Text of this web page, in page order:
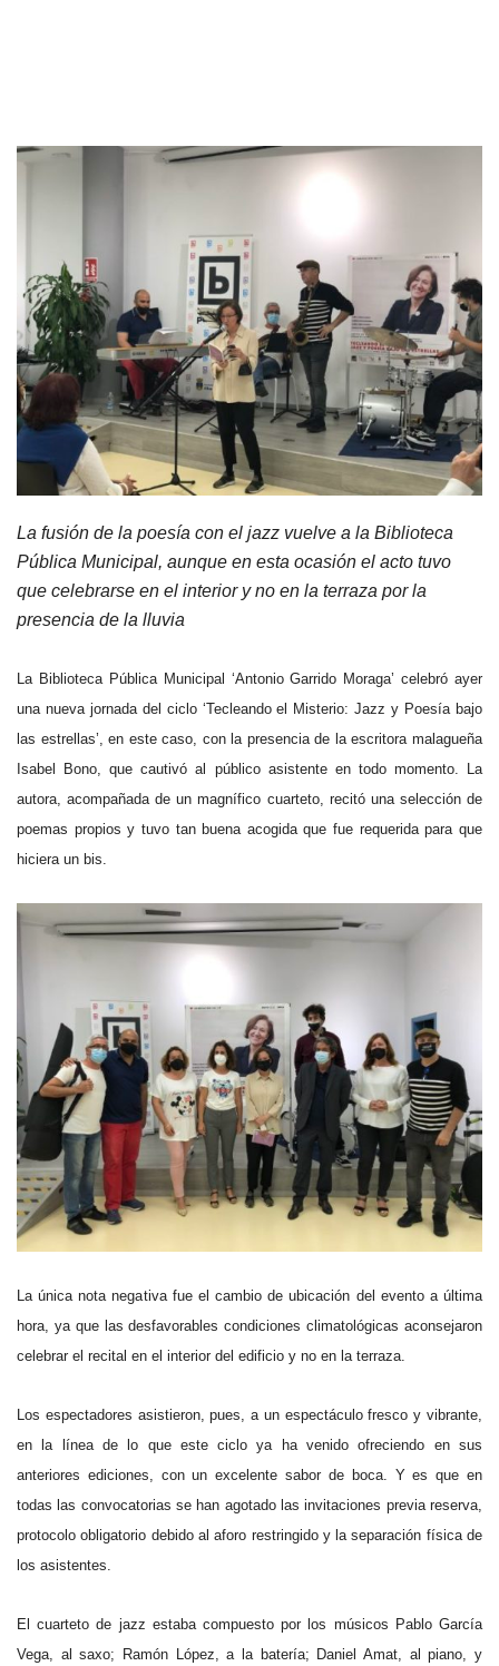
La fusión de la poesía con el jazz vuelve a la Biblioteca
Pública Municipal, aunque en esta ocasión el acto tuvo
que celebrarse en el interior y no en la terraza por la
presencia de la lluvia
La Biblioteca Pública Municipal ‘Antonio Garrido Moraga’ celebró ayer
una nueva jornada del ciclo ‘Tecleando el Misterio: Jazz y Poesía bajo
las estrellas’, en este caso, con la presencia de la escritora malagueña
Isabel Bono, que cautivó al público asistente en todo momento. La
autora, acompañada de un magnífico cuarteto, recitó una selección de
poemas propios y tuvo tan buena acogida que fue requerida para que
hiciera un bis.
La única nota negativa fue el cambio de ubicación del evento a última
hora, ya que las desfavorables condiciones climatológicas aconsejaron
celebrar el recital en el interior del edificio y no en la terraza.
Los espectadores asistieron, pues, a un espectáculo fresco y vibrante,
en la línea de lo que este ciclo ya ha venido ofreciendo en sus
anteriores ediciones, con un excelente sabor de boca. Y es que en
todas las convocatorias se han agotado las invitaciones previa reserva,
protocolo obligatorio debido al aforo restringido y la separación física de
los asistentes.
El cuarteto de jazz estaba compuesto por los músicos Pablo García
Vega, al saxo; Ramón López, a la batería; Daniel Amat, al piano, y